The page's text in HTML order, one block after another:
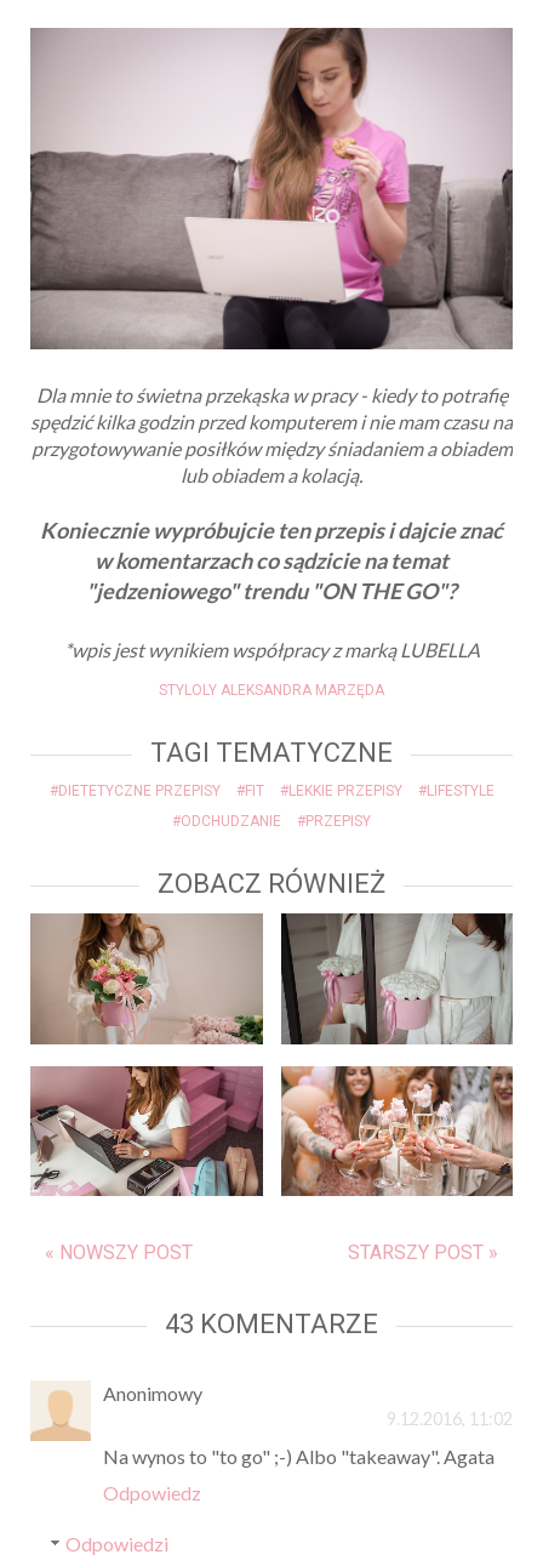
Dla mnie to świetna przekąska w pracy - kiedy to potrafię
spędzić kilka godzin przed komputerem i nie mam czasu na
przygotowywanie posiłków między śniadaniem a obiadem
lub obiadem a kolacją.
Koniecznie wypróbujcie ten przepis i dajcie znać
w komentarzach co sądzicie na temat
"jedzeniowego" trendu "ON THE GO"?
*wpis jest wynikiem współpracy z marką LUBELLA
STYLOLY ALEKSANDRA MARZĘDA
TAGI TEMATYCZNE
#DIETETYCZNE PRZEPISY #FIT #LEKKIE PRZEPISY
#LIFESTYLE
#ODCHUDZANIE
#PRZEPISY
ZOBACZ RÓWNIEŻ
« NOWSZY POST STARSZY POST »
43 KOMENTARZE
Anonimowy
9.12.2016, 11:02
Na wynos to "to go" ;-) Albo "takeaway". Agata
Odpowiedz
Odpowiedzi